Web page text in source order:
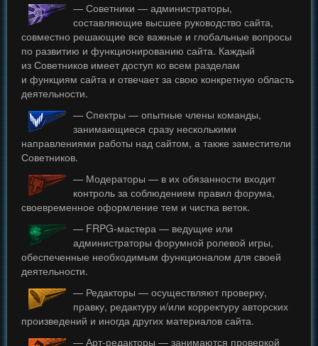
— Советники — администраторы,
составляющие высшее руководство сайта,
совместно решающие все важные и глобальные вопросы
по развитию и функционированию сайта. Каждый
из Советников имеет доступ ко всем разделам
и функциям сайта и отвечает за свою конкретную область
деятельности.
— Спектры — опытные члены команды,
занимающиеся сразу несколькими
направлениями работы над сайтом, а также заместители
Советников.
— Модераторы — в их обязанности входит
контроль за соблюдением правил форума,
своевременное оформление тем и чистка веток.
— FRPG-мастера — ведущие или
администраторы форумной ролевой игры,
обеспеченные необходимым функционалом для своей
деятельности.
— Редакторы — осуществляют проверку,
правку, редактуру и/или корректуру авторских
произведений и иногда других материалов сайта.
— Арт-редакторы — занимаются проверкой